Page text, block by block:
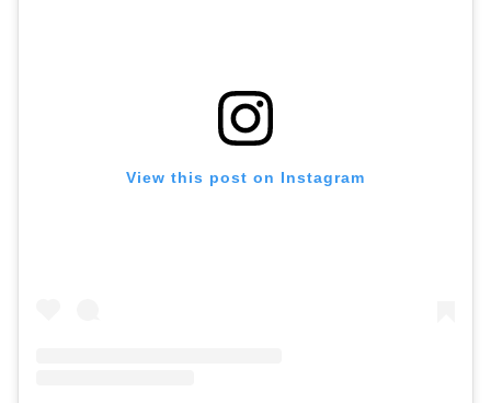
View this post on Instagram